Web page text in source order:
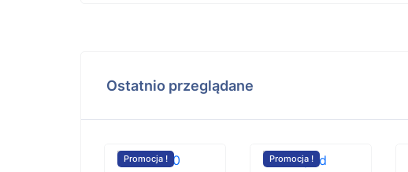
Ostatnio przeglądane
Promocja ! Promocja !